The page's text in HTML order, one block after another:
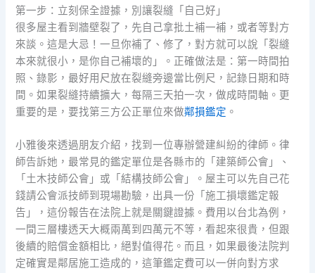
第一步：立刻保全證據，別讓裂縫「自己好」
很多屋主看到牆壁裂了，先自己拿批土補一補，或者等對方
來談。這是大忌！一旦你補了、修了，對方就可以說「裂縫
本來就很小，是你自己補壞的」。正確做法是：第一時間拍
照、錄影，最好用尺放在裂縫旁邊當比例尺，記錄日期和時
間。如果裂縫持續擴大，每隔三天拍一次，做成時間軸。更
重要的是，要找第三方公正單位來做鄰損鑑定 。
小雅後來透過朋友介紹，找到一位專辦營建糾紛的律師。律
師告訴她，最常見的鑑定單位是各縣市的「建築師公會」、
「土木技師公會」或「結構技師公會」。屋主可以先自己花
錢請公會派技師到現場勘驗，出具一份「施工損壞鑑定報
告」，這份報告在法院上就是關鍵證據。費用以台北為例，
一間三層樓透天大概兩萬到四萬元不等，看起來很貴，但跟
後續的賠償金額相比，絕對值得花。而且，如果最後法院判
定確實是鄰居施工造成的，這筆鑑定費可以一併向對方求